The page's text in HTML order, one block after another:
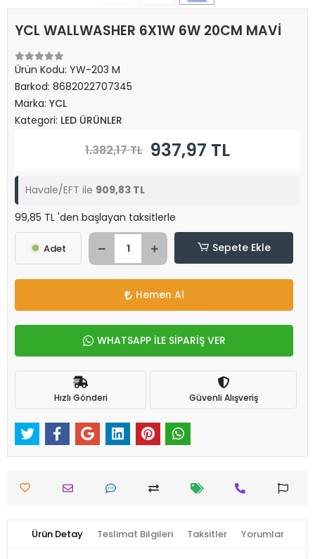
YCL WALLWASHER 6X1W 6W 20CM MAVİ
Ürün Kodu: YW-203 M
Barkod: 8682022707345
Marka: YCL
Kategori: LED ÜRÜNLER
1.382,17 TL 937,97 TL
Havale/EFT ile 909,83 TL
99,85 TL 'den başlayan taksitlerle
Adet Sepete Ekle
Hemen Al
WHATSAPP İLE SİPARİŞ VER
Hızlı Gönderi Güvenli Alışveriş
Ürün Detay Teslimat Bilgileri Taksitler Yorumlar